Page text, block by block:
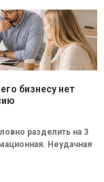
бизнесу нет
разделить на 3
Неудачная